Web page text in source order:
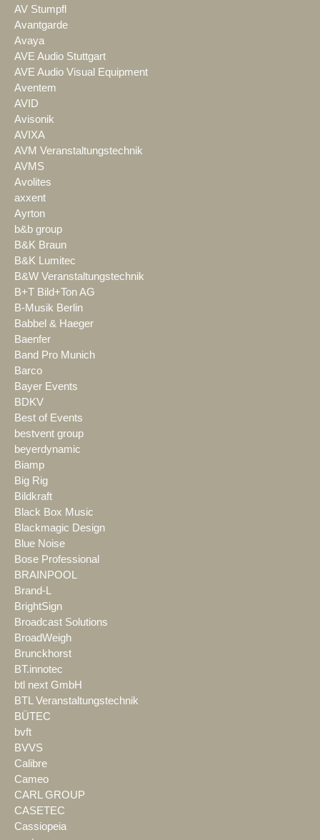
AV Stumpfl
Avantgarde
Avaya
AVE Audio Stuttgart
AVE Audio Visual Equipment
Aventem
AVID
Avisonik
AVIXA
AVM Veranstaltungstechnik
AVMS
Avolites
axxent
Ayrton
b&b group
B&K Braun
B&K Lumitec
B&W Veranstaltungstechnik
B+T Bild+Ton AG
B-Musik Berlin
Babbel & Haeger
Baenfer
Band Pro Munich
Barco
Bayer Events
BDKV
Best of Events
bestvent group
beyerdynamic
Biamp
Big Rig
Bildkraft
Black Box Music
Blackmagic Design
Blue Noise
Bose Professional
BRAINPOOL
Brand-L
BrightSign
Broadcast Solutions
BroadWeigh
Brunckhorst
BT.innotec
btl next GmbH
BTL Veranstaltungstechnik
BÜTEC
bvft
BVVS
Calibre
Cameo
CARL GROUP
CASETEC
Cassiopeia